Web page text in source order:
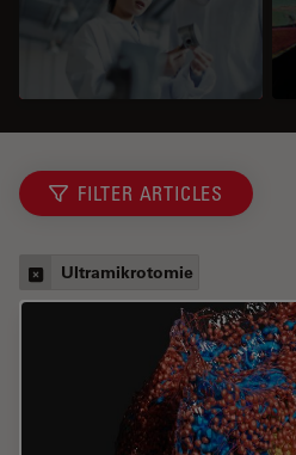
FILTER ARTICLES
Ultramikrotomie